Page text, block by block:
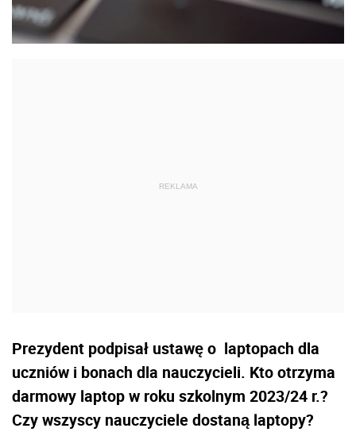
Prezydent podpisał ustawę o laptopach dla
uczniów i bonach dla nauczycieli. Kto otrzyma
darmowy laptop w roku szkolnym 2023/24 r.?
Czy wszyscy nauczyciele dostaną laptopy?